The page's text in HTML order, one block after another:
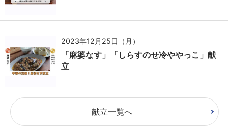
2023年12月25日（月）
「麻婆なす」「しらすのせ冷ややっこ」献
立
献立一覧へ